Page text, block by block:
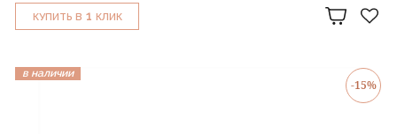
КУПИТЬ В 1 КЛИК
в наличии
-15%